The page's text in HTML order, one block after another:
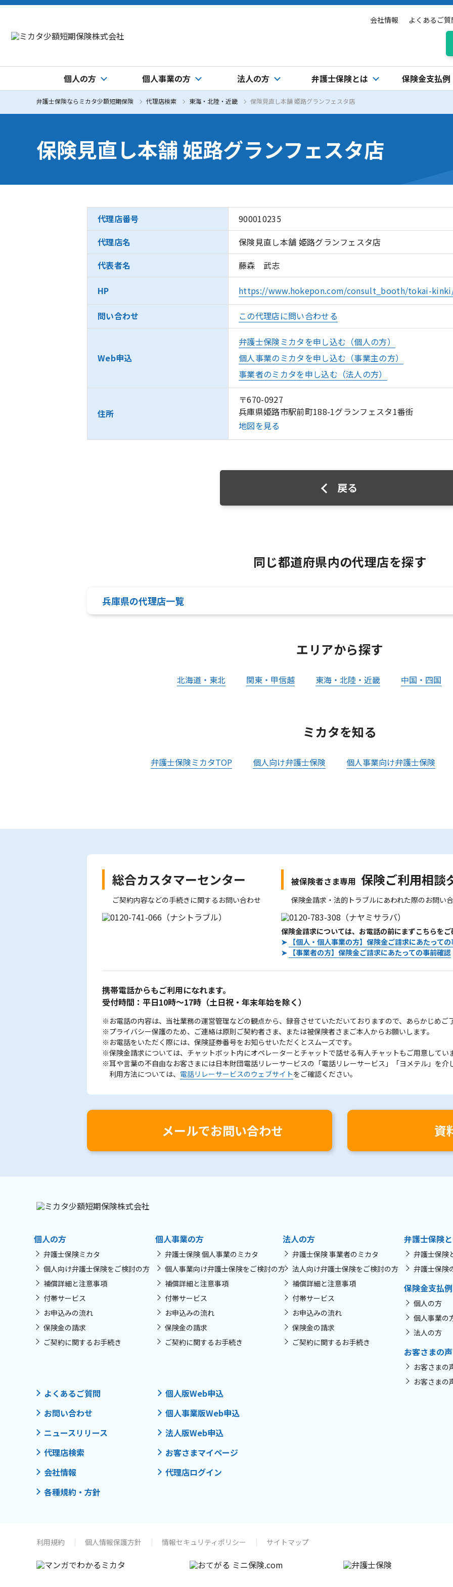
会社情報 よくあるご質
個人の方 個人事業の方 法人の方 弁護士保険とは 保険金支払例
弁護士保険ならミカタ少額短期保険 代理店検索 東海・北陸・近畿 保険見直し本舗 姫路グランフェスタ店
保険見直し本舗 姫路グランフェスタ店
代理店番号
900010235
代理店名
保険見直し本舗 姫路グランフェスタ店
代表者名
藤森 武志
HP https://www.hokepon.com/consult_booth/tokai-
問い合わせ この代理店に問い合わせる
Web申込
弁護士保険ミカタを申し込む（個人の方）
個人事業のミカタを申し込む（事業主の方）
事業者のミカタを申し込む（法人の方）
住所
〒670-0927
兵庫県姫路市駅前町188-1グランフェスタ1番街
地図を見る
戻る
同じ都道府県内の代理店を探す
兵庫県の代理店一覧
エリアから探す
北海道・東北 関東・甲信越 東海・北陸・近畿 中国・四国
ミカタを知る
弁護士保険ミカタTOP 個人向け弁護士保険 個人事業向け弁護士保険
総合カスタマーセンター
ご契約内容などの手続きに関するお問い合わせ
被保険者さま専用 保険ご利用相談
保険金請求・法的トラブルにあわれた際のお問い
保険金請求については、お電話の前にまずこちらをご
➤ 【個人・個人事業の方】保険金ご請求にあたって
➤ 【事業者の方】保険金ご請求にあたっての事前確認
携帯電話からもご利用になれます。
受付時間：平日10時～17時 （土日祝・年末年始を除く）
※お電話の内容は、当社業務の運営管理などの観点から、録音させていただいておりますので、あらかじめご
※プライバシー保護のため、ご連絡は原則ご契約者さま、または被保険者さまご本人からお願いします。
※お電話をいただく際には、保険証券番号をお知らせいただくとスムーズです。
※保険金請求については、チャットボット内にオペレーターとチャットで話せる有人チャットもご用意してい
※耳や言葉の不自由なお客さまには日本財団電話リレーサービスの「電話リレーサービス」「ヨメテル」を介
利用方法については、 電話リレーサービスのウェブサイトをご確認ください。
メールでお問い合わせ 資
個人の方
弁護士保険ミカタ
個人向け弁護士保険をご検討の方
補償詳細と注意事項
付帯サービス
お申込みの流れ
保険金の請求
ご契約に関するお手続き
個人事業の方
弁護士保険 個人事業のミカタ
個人事業向け弁護士保険をご検討の方
補償詳細と注意事項
付帯サービス
お申込みの流れ
保険金の請求
ご契約に関するお手続き
法人の方
弁護士保険 事業者のミカタ
法人向け弁護士保険をご検討の方
補償詳細と注意事項
付帯サービス
お申込みの流れ
保険金の請求
ご契約に関するお手続き
弁護士保険
弁護士保険
弁護士保険
保険金支払例
個人の方
個人事業の
法人の方
お客さまの声
お客さまの
お客さまの
よくあるご質問
お問い合わせ
ニュースリリース
代理店検索
会社情報
各種規約・方針
個人版Web申込
個人事業版Web申込
法人版Web申込
お客さまマイページ
代理店ログイン
利用規約 個人情報保護方針 情報セキュリティポリシー サイトマップ